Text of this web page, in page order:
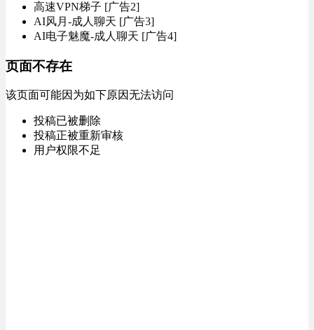
高速VPN梯子 [广告2]
AI风月-成人聊天 [广告3]
AI电子魅魔-成人聊天 [广告4]
页面不存在
该页面可能因为如下原因无法访问
投稿已被删除
投稿正被重新审核
用户权限不足